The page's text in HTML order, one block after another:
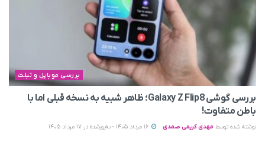
بررسی موبایل و تبلت
بررسی گوشی Galaxy Z Flip8؛ ظاهر شبیه به نسخه قبلی اما با
باطن متفاوت!
نوشته شده توسط مهدی کریمی صمدی